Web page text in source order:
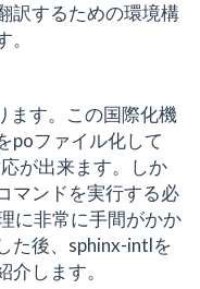
訳するための環境構
ます。この国際化機
poファイル化して
が出来ます。しか
マンドを実行する必
に非常に手間がかか
た後、sphinx-intlを
します。